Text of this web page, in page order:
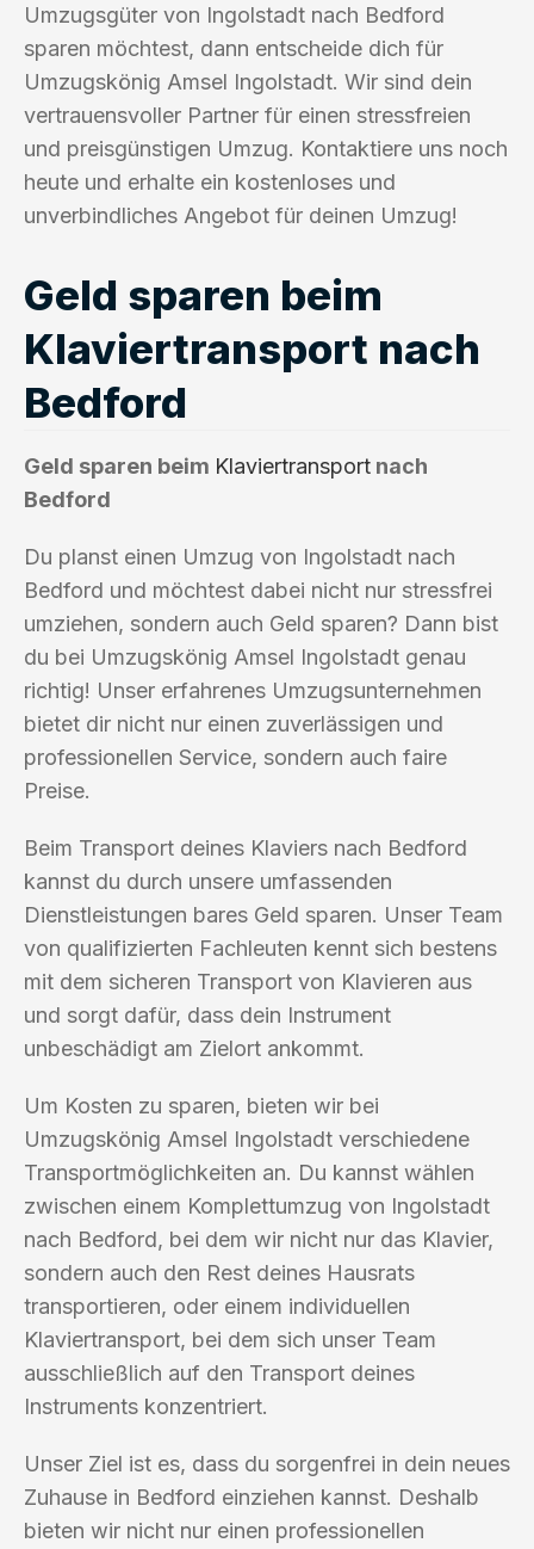
Umzugsgüter von Ingolstadt nach Bedford
sparen möchtest, dann entscheide dich für
Umzugskönig Amsel Ingolstadt. Wir sind dein
vertrauensvoller Partner für einen stressfreien
und preisgünstigen Umzug. Kontaktiere uns noch
heute und erhalte ein kostenloses und
unverbindliches Angebot für deinen Umzug!
Geld sparen beim
Klaviertransport nach
Bedford
Geld sparen beim Klaviertransport nach
Bedford
Du planst einen Umzug von Ingolstadt nach
Bedford und möchtest dabei nicht nur stressfrei
umziehen, sondern auch Geld sparen? Dann bist
du bei Umzugskönig Amsel Ingolstadt genau
richtig! Unser erfahrenes Umzugsunternehmen
bietet dir nicht nur einen zuverlässigen und
professionellen Service, sondern auch faire
Preise.
Beim Transport deines Klaviers nach Bedford
kannst du durch unsere umfassenden
Dienstleistungen bares Geld sparen. Unser Team
von qualifizierten Fachleuten kennt sich bestens
mit dem sicheren Transport von Klavieren aus
und sorgt dafür, dass dein Instrument
unbeschädigt am Zielort ankommt.
Um Kosten zu sparen, bieten wir bei
Umzugskönig Amsel Ingolstadt verschiedene
Transportmöglichkeiten an. Du kannst wählen
zwischen einem Komplettumzug von Ingolstadt
nach Bedford, bei dem wir nicht nur das Klavier,
sondern auch den Rest deines Hausrats
transportieren, oder einem individuellen
Klaviertransport, bei dem sich unser Team
ausschließlich auf den Transport deines
Instruments konzentriert.
Unser Ziel ist es, dass du sorgenfrei in dein neues
Zuhause in Bedford einziehen kannst. Deshalb
bieten wir nicht nur einen professionellen